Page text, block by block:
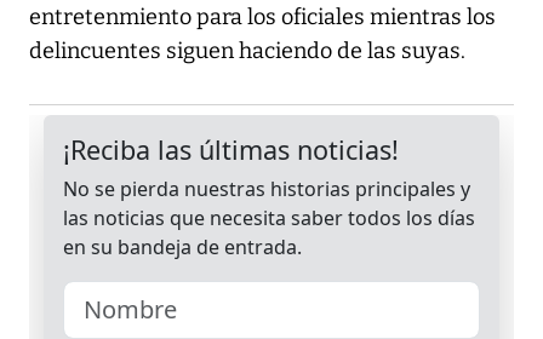
entretenmiento para los oficiales mientras los
delincuentes siguen haciendo de las suyas.